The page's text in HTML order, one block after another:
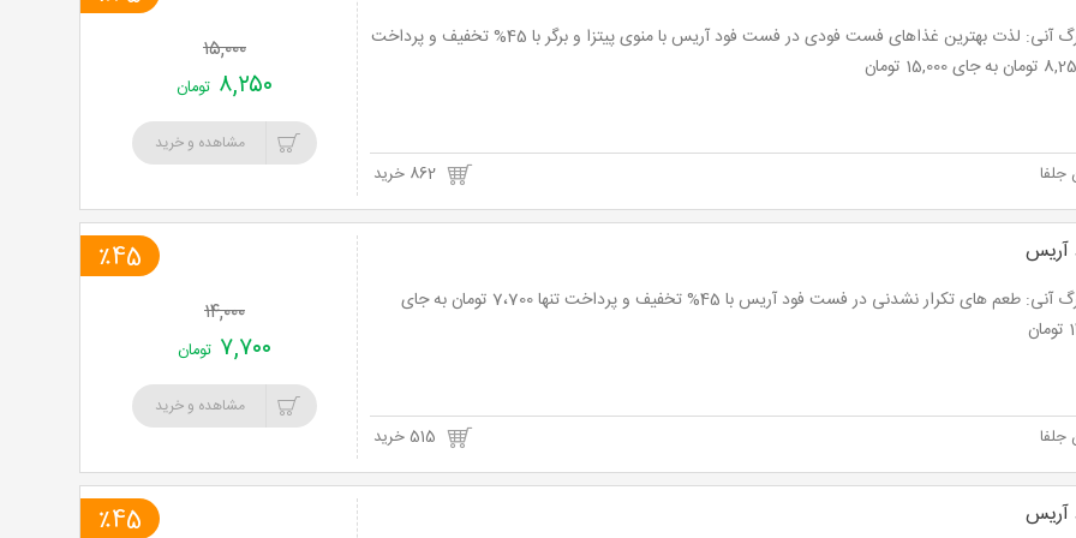
نت برگ آنی: لذت بهترین غذاهای فست فودی در فست فود آریس با منوی پیتزا و برگر با 45% تخفیف و پرداخت
جلفا 862 خرید
۱۵,۰۰۰
۸,۲۵۰ تومان
مشاهده و خرید
نت برگ آنی: طعم های تکرار نشدنی در فست فود آریس با 45% تخفیف و پرداخت تنها 7،700 تومان به جای
جلفا
٪45
۱۴,۰۰۰
۷,۷۰۰ تومان
مشاهده و خرید
٪45